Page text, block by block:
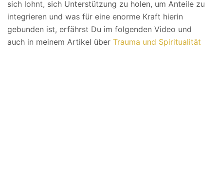
sich lohnt, sich Unterstützung zu holen, um Anteile zu
integrieren und was für eine enorme Kraft hierin
gebunden ist, erfährst Du im folgenden Video und
auch in meinem Artikel über Trauma und Spiritualität